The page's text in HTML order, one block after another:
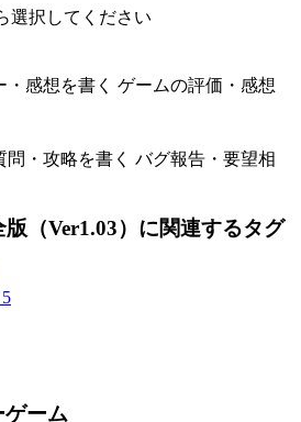
選択してください
・感想を書く ゲームの評価・感想
問・攻略を書く バグ報告・要望相
（Ver1.03）に関連するタグ
5
ーム